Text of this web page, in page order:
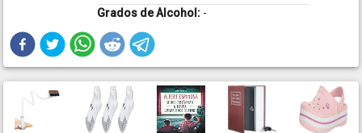
Grados de Alcohol: -